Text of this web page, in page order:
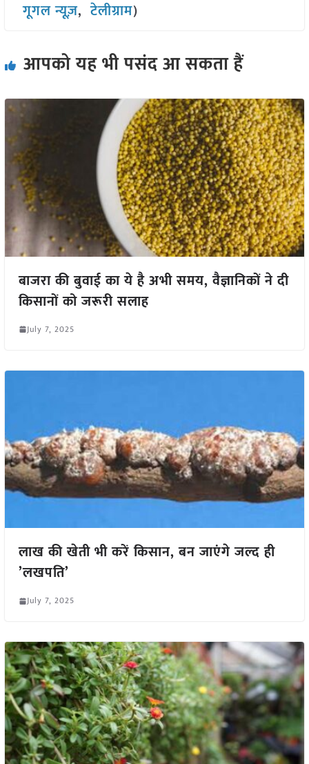
गूगल न्यूज़,टेलीग्राम)
आपको यह भी पसंद आ सकता हैं
बाजरा की बुवाई का ये है अभी समय, वैज्ञानिकों ने दी
किसानों को जरूरी सलाह
July 7, 2025
लाख की खेती भी करें किसान, बन जाएंगे जल्द ही
’लखपति’
July 7, 2025